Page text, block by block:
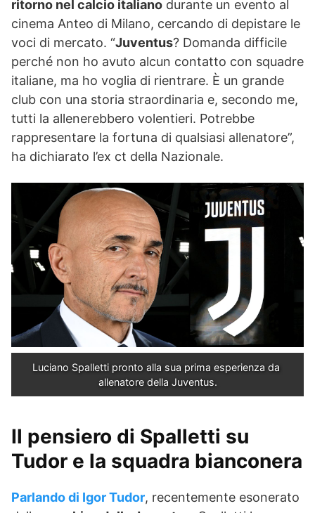
ritorno nel calcio italiano durante un evento al
cinema Anteo di Milano, cercando di depistare le
voci di mercato. “Juventus? Domanda difficile
perché non ho avuto alcun contatto con squadre
italiane, ma ho voglia di rientrare. È un grande
club con una storia straordinaria e, secondo me,
tutti la allenerebbero volentieri. Potrebbe
rappresentare la fortuna di qualsiasi allenatore”,
ha dichiarato l’ex ct della Nazionale.
Luciano Spalletti pronto alla sua prima esperienza da
allenatore della Juventus.
Il pensiero di Spalletti su
Tudor e la squadra bianconera
Parlando di Igor Tudor, recentemente esonerato